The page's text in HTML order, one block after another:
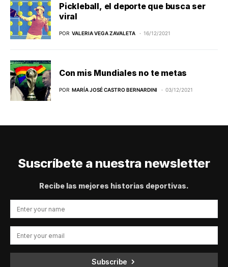
Pickleball, el deporte que busca ser
viral
POR VALERIA VEGA ZAVALETA 16/12/2021
Con mis Mundiales no te metas
POR MARÍA JOSÉ CASTRO BERNARDINI 03/12/2021
Suscríbete a nuestra newsletter
Recibe las mejores historias deportivas.
Subscribe